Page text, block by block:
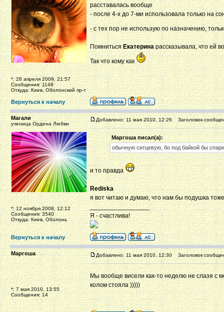
*: 28 апреля 2009, 21:57
Сообщения: 1148
Откуда: Киев, Оболонский пр-т
расставалась вообще
- после 4-х до 7-ми использовала только на
- с тех пор не использую по назначению,
ПомнитьсяЕкатеринарассказывала, что ей
Так что кому как
Вернуться к началу
Магали
ученица Ордена Любви
*: 12 ноября 2008, 12:12
Сообщения: 3540
Откуда: Киев, Оболонь
Добавлено: 11 мая 2010, 12:26 Заголовок
Маргоша писал(а):
обычную ситцевую, бо под байкой бы
и то правда
Rediska
я вот читаю и думаю, что нам бы подушка
_________________
Я - счастлива!
Вернуться к началу
Маргоша
*: 7 мая 2010, 13:55
Сообщения: 14
Добавлено: 11 мая 2010, 12:30 Заголовок
Мы вообще висели как-то неделю не слазя с
колом стояла )))))